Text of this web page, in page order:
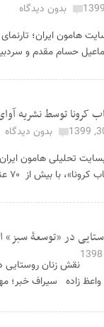
بدون دیدگاه
هامون ایران؛
حسام مقدم و
کرونا توسط نشریه
بدون دیدگاه
تحلیلی هامون
در «توسعۀ سبز»
نقش زنان روستایی
واعظ زاده سیراف خبر؛